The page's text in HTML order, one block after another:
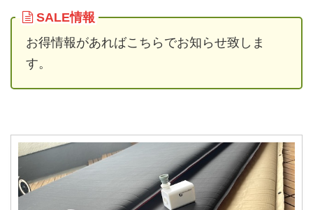
SALE情報
お得情報があればこちらでお知らせ致しま
す。